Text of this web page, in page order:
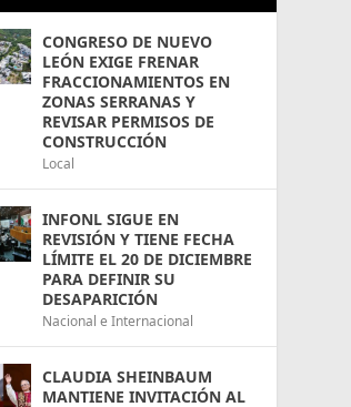
CONGRESO DE NUEVO
LEÓN EXIGE FRENAR
FRACCIONAMIENTOS EN
ZONAS SERRANAS Y
REVISAR PERMISOS DE
CONSTRUCCIÓN
Local
INFONL SIGUE EN
REVISIÓN Y TIENE FECHA
LÍMITE EL 20 DE DICIEMBRE
PARA DEFINIR SU
DESAPARICIÓN
Nacional e Internacional
CLAUDIA SHEINBAUM
MANTIENE INVITACIÓN AL